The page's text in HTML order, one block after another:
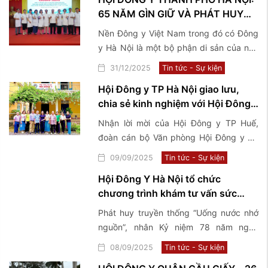
Sơn và Phú Nghĩa
65 NĂM GÌN GIỮ VÀ PHÁT HUY
TINH HOA Y HỌC CỔ TRUYỀN
VIỆT NAM
Nền Đông y Việt Nam trong đó có Đông
y Hà Nội là một bộ phận di sản của nền
văn hoá Việt Nam, có lịch sử phát triển
hàng ngàn năm cùng với tiến trình lịch
sử của dân tộc.
31/12/2025 Tin tức - Sự kiện
Hội Đông y TP Hà Nội giao lưu,
chia sẻ kinh nghiệm với Hội Đông y
TP Huế
Nhận lời mời của Hội Đông y TP Huế,
đoàn cán bộ Văn phòng Hội Đông y TP
Hà Nội đã có chuyến công tác, giao lưu,
chia sẻ kinh nghiệm về mô hình tổ chức
hoạt động Hội và tham quan một số
Phòng chẩn trị tiêu biểu tại TP Huế
09/09/2025 Tin tức - Sự kiện
Hội Đông Y Hà Nội tổ chức
chương trình khám tư vấn sức
khỏe và tặng quà các thương bệnh
binh, thân nhân liệt sĩ, người có
công với cách mạng tại xã Hương
Sơn, xã Sơn Đồng và Phường Phúc
Lợi Thành ...
Phát huy truyền thống “Uống nước nhớ
nguồn”, nhân Kỷ niệm 78 năm ngày
Thương binh – Liệt sỹ (27/7/1947-
27/7/2025), trong khuôn khổ chương
08/09/2025 Tin tức - Sự kiện